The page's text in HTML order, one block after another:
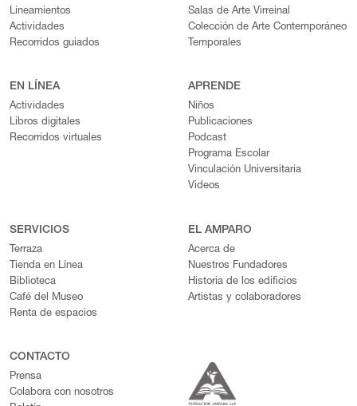
Lineamientos
Actividades
Recorridos guiados
Salas de Arte Virreinal
Colección de Arte Contemporáneo
Temporales
EN LÍNEA
Actividades
Libros digitales
Recorridos virtuales
APRENDE
Niños
Publicaciones
Podcast
Programa Escolar
Vinculación Universitaria
Videos
SERVICIOS
Terraza
Tienda en Línea
Biblioteca
Café del Museo
Renta de espacios
EL AMPARO
Acerca de
Nuestros Fundadores
Historia de los edificios
Artistas y colaboradores
CONTACTO
Prensa
Colabora con nosotros